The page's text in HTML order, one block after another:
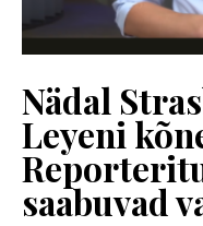
Nädal
Leyeni
saabuvad